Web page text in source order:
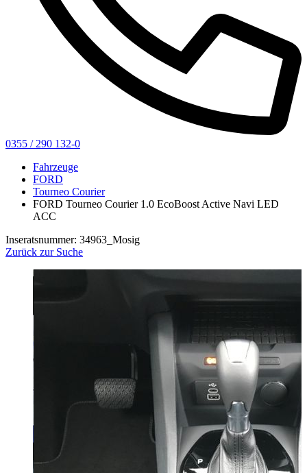
0355 / 290 132-0
Fahrzeuge
FORD
Tourneo Courier
FORD Tourneo Courier 1.0 EcoBoost Active Navi LED
ACC
Inseratsnummer: 34963_Mosig
Zurück zur Suche